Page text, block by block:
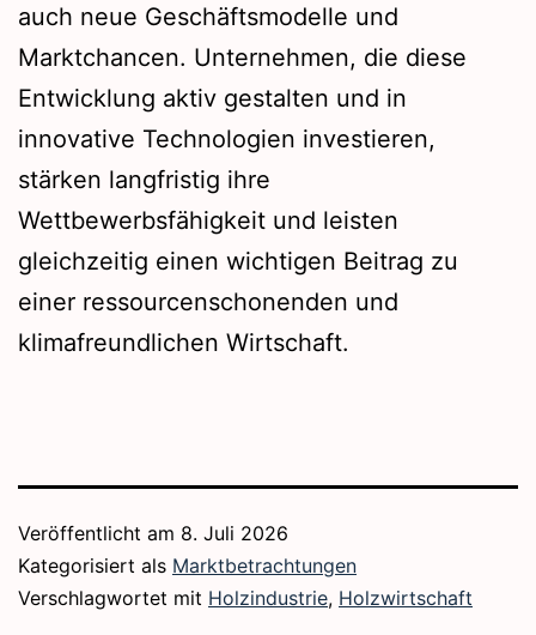
auch neue Geschäftsmodelle und
Marktchancen. Unternehmen, die diese
Entwicklung aktiv gestalten und in
innovative Technologien investieren,
stärken langfristig ihre
Wettbewerbsfähigkeit und leisten
gleichzeitig einen wichtigen Beitrag zu
einer ressourcenschonenden und
klimafreundlichen Wirtschaft.
Veröffentlicht am 8. Juli 2026
Kategorisiert als Marktbetrachtungen
Verschlagwortet mit Holzindustrie, Holzwirtschaft